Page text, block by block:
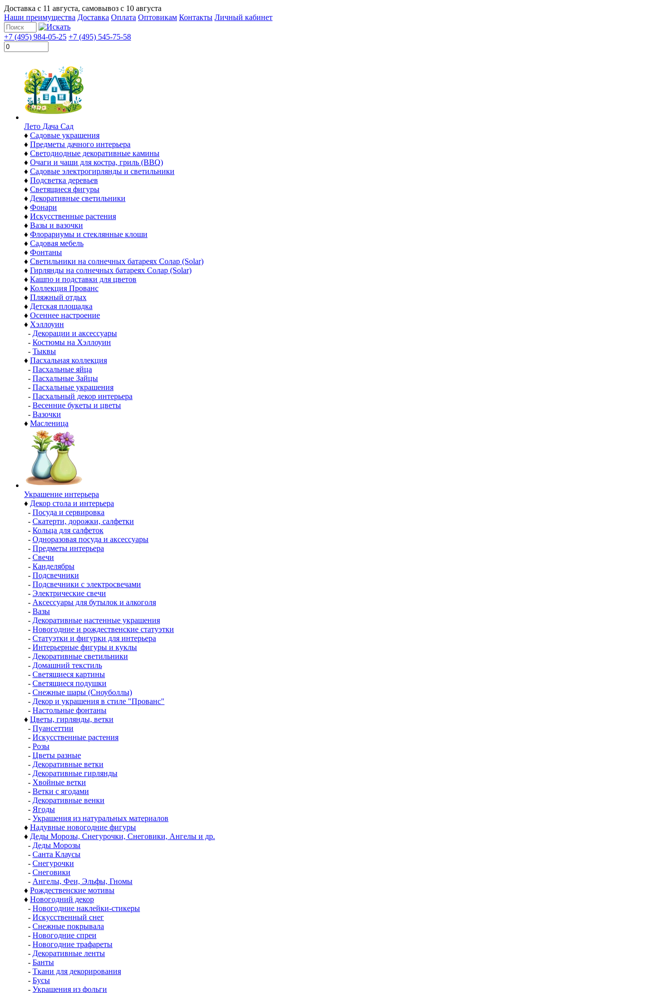
Доставка с 11 августа, самовывоз с 10 августа
Наши преимущества Доставка Оплата Оптовикам Контакты Личный кабинет
+7 (495) 984-05-25 +7 (495) 545-75-58
Лето Дача Сад
♦ Садовые украшения
♦ Предметы дачного интерьера
♦ Светодиодные декоративные камины
♦ Очаги и чаши для костра, гриль (BBQ)
♦ Садовые электрогирлянды и светильники
♦ Подсветка деревьев
♦ Светящиеся фигуры
♦ Декоративные светильники
♦ Фонари
♦ Искусственные растения
♦ Вазы и вазочки
♦ Флорариумы и стеклянные клоши
♦ Садовая мебель
♦ Фонтаны
♦ Светильники на солнечных батареях Солар (Solar)
♦ Гирлянды на солнечных батареях Солар (Solar)
♦ Кашпо и подставки для цветов
♦ Коллекция Прованс
♦ Пляжный отдых
♦ Детская площадка
♦ Осеннее настроение
♦ Хэллоуин
- Декорации и аксессуары
- Костюмы на Хэллоуин
- Тыквы
♦ Пасхальная коллекция
- Пасхальные яйца
- Пасхальные Зайцы
- Пасхальные украшения
- Пасхальный декор интерьера
- Весенние букеты и цветы
- Вазочки
♦ Масленица
Украшение интерьера
♦ Декор стола и интерьера
- Посуда и сервировка
- Скатерти, дорожки, салфетки
- Кольца для салфеток
- Одноразовая посуда и аксессуары
- Предметы интерьера
- Свечи
- Канделябры
- Подсвечники
- Подсвечники с электросвечами
- Электрические свечи
- Аксессуары для бутылок и алкоголя
- Вазы
- Декоративные настенные украшения
- Новогодние и рождественские статуэтки
- Статуэтки и фигурки для интерьера
- Интерьерные фигуры и куклы
- Декоративные светильники
- Домашний текстиль
- Светящиеся картины
- Светящиеся подушки
- Снежные шары (Сноуболлы)
- Декор и украшения в стиле "Прованс"
- Настольные фонтаны
♦ Цветы, гирлянды, ветки
- Пуансеттии
- Искусственные растения
- Розы
- Цветы разные
- Декоративные ветки
- Декоративные гирлянды
- Хвойные ветки
- Ветки с ягодами
- Декоративные венки
- Ягоды
- Украшения из натуральных материалов
♦ Надувные новогодние фигуры
♦ Деды Морозы, Снегурочки, Снеговики, Ангелы и др.
- Деды Морозы
- Санта Клаусы
- Снегурочки
- Снеговики
- Ангелы, Феи, Эльфы, Гномы
♦ Рождественские мотивы
♦ Новогодний декор
- Новогодние наклейки-стикеры
- Искусственный снег
- Снежные покрывала
- Новогодние спреи
- Новогодние трафареты
- Декоративные ленты
- Банты
- Ткани для декорирования
- Бусы
- Украшения из фольги